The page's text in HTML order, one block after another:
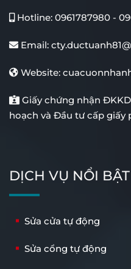
Hotline: 0961787980 -
Email:
Website:
Giấy chứng nhận
hoạch và Đầu tư cấp giấy
DỊCH VỤ NỔI BẬT
Sửa cửa tự động
Sửa cổng tự động